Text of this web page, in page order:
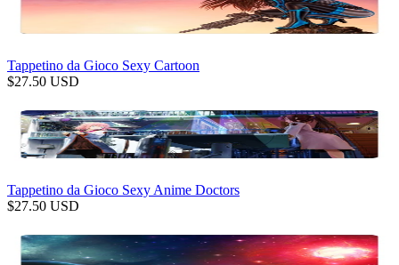
Tappetino da Gioco Sexy Cartoon
$27.50 USD
Tappetino da Gioco Sexy Anime Doctors
$27.50 USD